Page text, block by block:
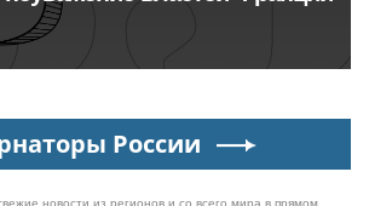
России
новости из регионов и со всего мира в прямом